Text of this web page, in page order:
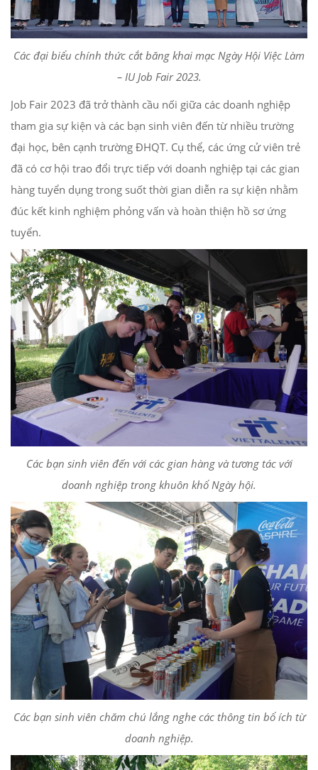
Các đại biểu chính thức cắt băng khai mạc Ngày Hội Việc Làm
– IU Job Fair 2023.
Job Fair 2023 đã trở thành cầu nối giữa các doanh nghiệp
tham gia sự kiện và các bạn sinh viên đến từ nhiều trường
đại học, bên cạnh trường ĐHQT. Cụ thể, các ứng cử viên trẻ
đã có cơ hội trao đổi trực tiếp với doanh nghiệp tại các gian
hàng tuyển dụng trong suốt thời gian diễn ra sự kiện nhằm
đúc kết kinh nghiệm phỏng vấn và hoàn thiện hồ sơ ứng
tuyển.
Các bạn sinh viên đến với các gian hàng và tương tác với
doanh nghiệp trong khuôn khổ Ngày hội.
Các bạn sinh viên chăm chú lắng nghe các thông tin bổ ích từ
doanh nghiệp.